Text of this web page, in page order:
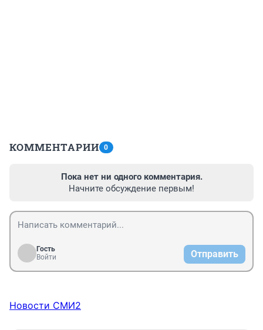
КОММЕНТАРИИ 0
Пока нет ни одного комментария.
Начните обсуждение первым!
Гость
Войти
Отправить
Новости СМИ2